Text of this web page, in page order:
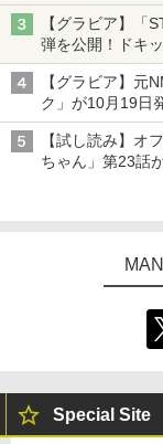
【グラビア】「
弾を公開！ドキ
【グラビア】元
ク」が10月19日
【試し読み】
ちゃん」第23話
Special Site